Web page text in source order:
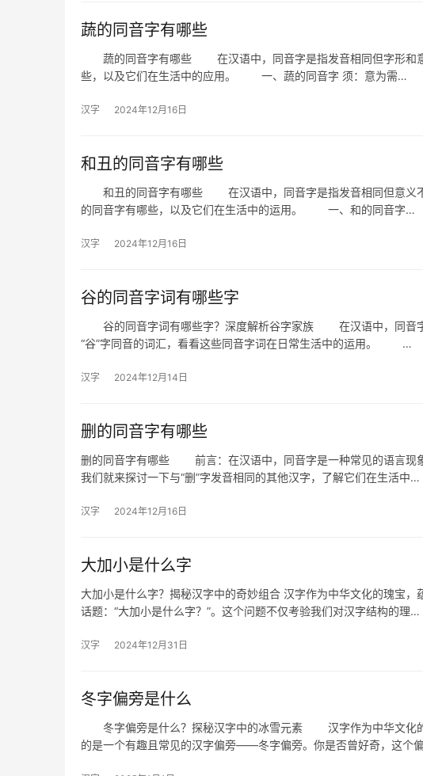
蔬的同音字有哪些
蔬的同音字有哪些 在汉语中，同音字是指发音相同但字形和意
些，以及它们在生活中的应用。 一、蔬的同音字 须：意为需…
汉字 2024年12月16日
和丑的同音字有哪些
和丑的同音字有哪些 在汉语中，同音字是指发音相同但意义不
的同音字有哪些，以及它们在生活中的运用。 一、和的同音字…
汉字 2024年12月16日
谷的同音字词有哪些字
谷的同音字词有哪些字？深度解析谷字家族 在汉语中，同音字
“谷”字同音的词汇，看看这些同音字词在日常生活中的运用。 …
汉字 2024年12月14日
删的同音字有哪些
删的同音字有哪些 前言：在汉语中，同音字是一种常见的语言现
我们就来探讨一下与“删”字发音相同的其他汉字，了解它们在生活中…
汉字 2024年12月16日
大加小是什么字
大加小是什么字？揭秘汉字中的奇妙组合 汉字作为中华文化的瑰宝
话题：“大加小是什么字？”。这个问题不仅考验我们对汉字结构的理…
汉字 2024年12月31日
冬字偏旁是什么
冬字偏旁是什么？探秘汉字中的冰雪元素 汉字作为中华文化的
的是一个有趣且常见的汉字偏旁——冬字偏旁。你是否曾好奇，这个